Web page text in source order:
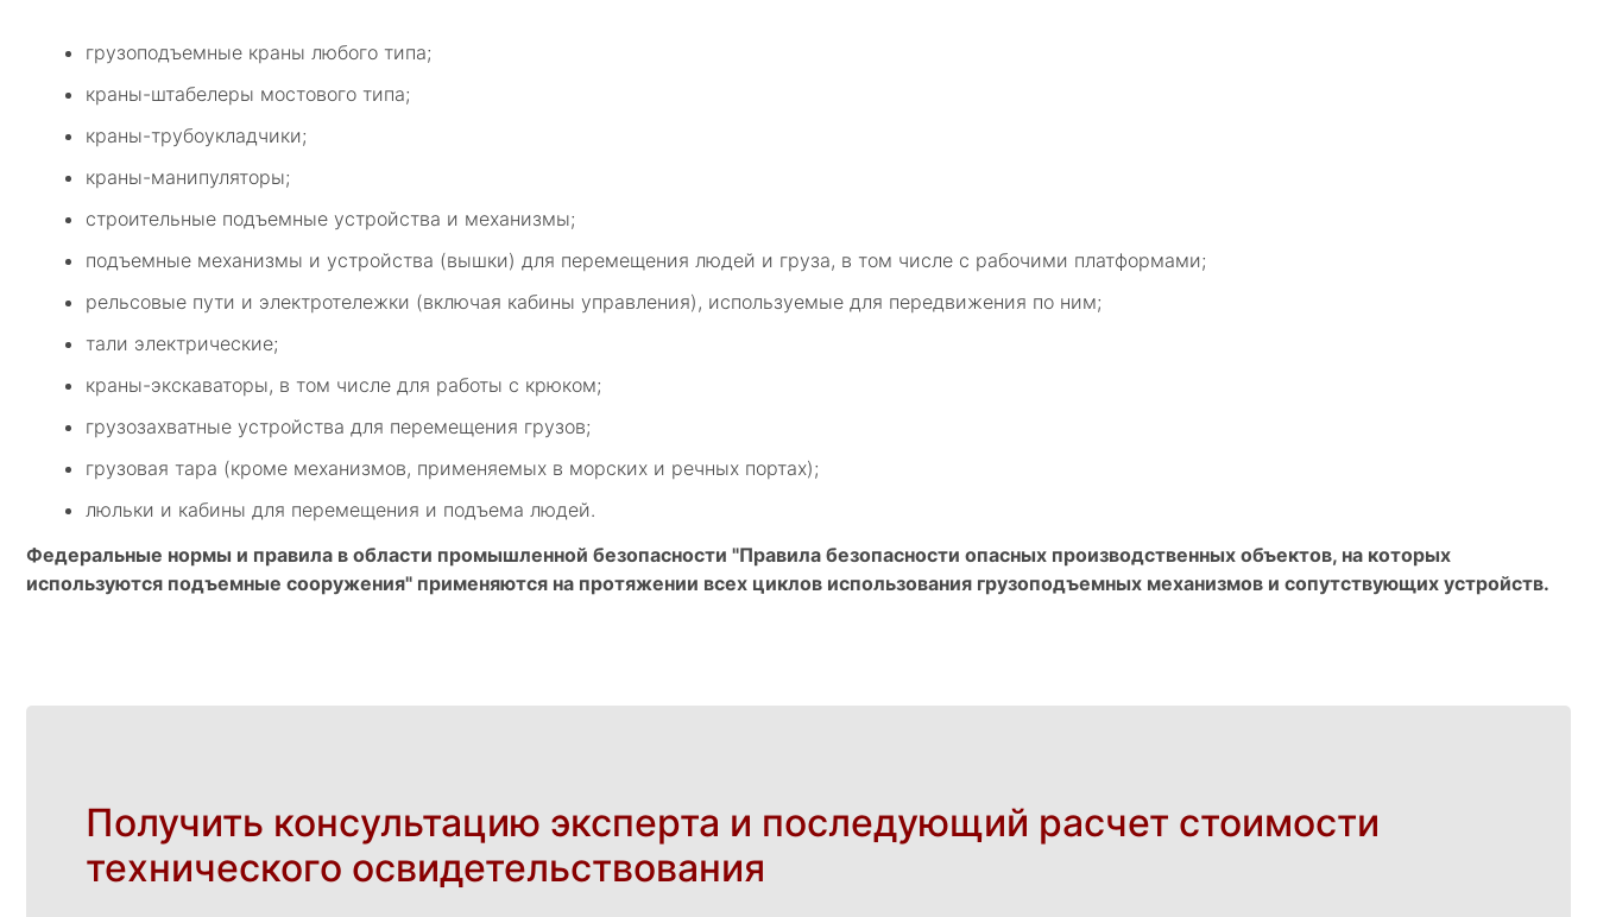
грузоподъемные краны любого типа;
краны-штабелеры мостового типа;
краны-трубоукладчики;
краны-манипуляторы;
строительные подъемные устройства и механизмы;
подъемные механизмы и устройства (вышки) для перемещения людей и груза, в том числе с рабочими платформами;
рельсовые пути и электротележки (включая кабины управления), используемые для передвижения по ним;
тали электрические;
краны-экскаваторы, в том числе для работы с крюком;
грузозахватные устройства для перемещения грузов;
грузовая тара (кроме механизмов, применяемых в морских и речных портах);
люльки и кабины для перемещения и подъема людей.
Федеральные нормы и правила в области промышленной безопасности "Правила безопасности опасных производственных объектов, на которых
используются подъемные сооружения" применяются на протяжении всех циклов использования грузоподъемных механизмов и сопутствующих устройств.
Получить консультацию эксперта и последующий расчет стоимости
технического освидетельствования